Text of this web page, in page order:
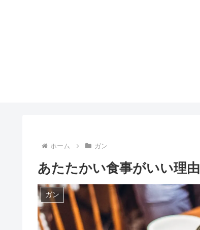
ホーム ガン
あたたかい食事がいい理由
ガン